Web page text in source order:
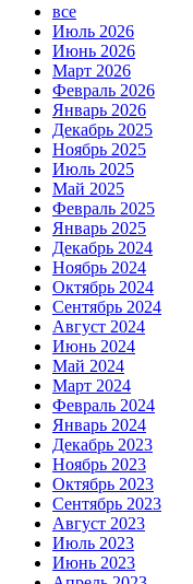
все
Июль 2026
Июнь 2026
Март 2026
Февраль 2026
Январь 2026
Декабрь 2025
Ноябрь 2025
Июль 2025
Май 2025
Февраль 2025
Январь 2025
Декабрь 2024
Ноябрь 2024
Октябрь 2024
Сентябрь 2024
Август 2024
Июнь 2024
Май 2024
Март 2024
Февраль 2024
Январь 2024
Декабрь 2023
Ноябрь 2023
Октябрь 2023
Сентябрь 2023
Август 2023
Июль 2023
Июнь 2023